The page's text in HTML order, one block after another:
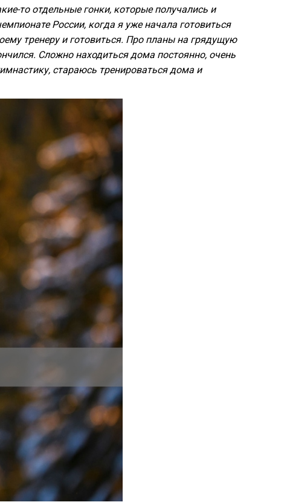
то отдельные гонки, которые получались и
России, когда я уже начала готовиться
тренеру и готовиться. Про планы на грядущую
Сложно находиться дома постоянно, очень
стараюсь тренироваться дома и